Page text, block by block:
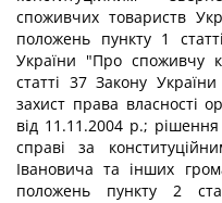
споживчих товариств
положень пункту 1
України "Про споживчу
статті 37 Закону
захист права власності
від 11.11.2004 р.;
справі за
Івановича та інших
положень пункту 2